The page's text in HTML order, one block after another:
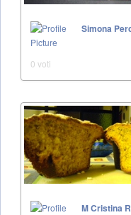
Simona
0 voti
M Cristina